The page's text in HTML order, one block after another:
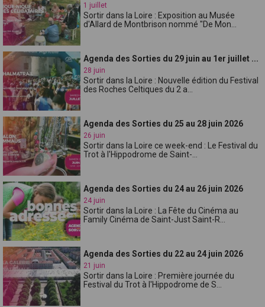
1 juillet
Sortir dans la Loire : Exposition au Musée
d'Allard de Montbrison nommé "De Mon...
Agenda des Sorties du 29 juin au 1er juillet ...
28 juin
Sortir dans la Loire : Nouvelle édition du Festival
des Roches Celtiques du 2 a...
Agenda des Sorties du 25 au 28 juin 2026
26 juin
Sortir dans la Loire ce week-end : Le Festival du
Trot à l'Hippodrome de Saint-...
Agenda des Sorties du 24 au 26 juin 2026
24 juin
Sortir dans la Loire : La Fête du Cinéma au
Family Cinéma de Saint-Just Saint-R...
Agenda des Sorties du 22 au 24 juin 2026
21 juin
Sortir dans la Loire : Première journée du
Festival du Trot à l'Hippodrome de S...